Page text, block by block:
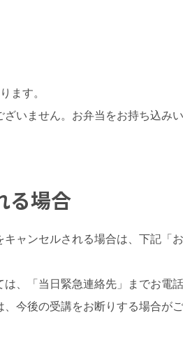
ます。
いません。お弁当をお持ち込み
る場合
ャンセルされる場合は、下記「
、「当日緊急連絡先」までお電話
今後の受講をお断りする場合が